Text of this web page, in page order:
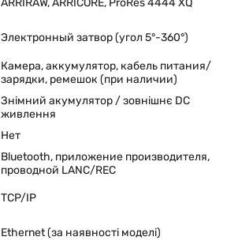
ARRIRAW, ARRICORE, ProRes 4444 XQ
Электронный затвор (угол 5°-360°)
Камера, аккумулятор, кабель питания/
зарядки, ремешок (при наличии)
Знімний акумулятор / зовнішнє DC
живлення
Нет
Bluetooth, приложение производителя,
проводной LANC/REC
TCP/IP
Ethernet (за наявності моделі)